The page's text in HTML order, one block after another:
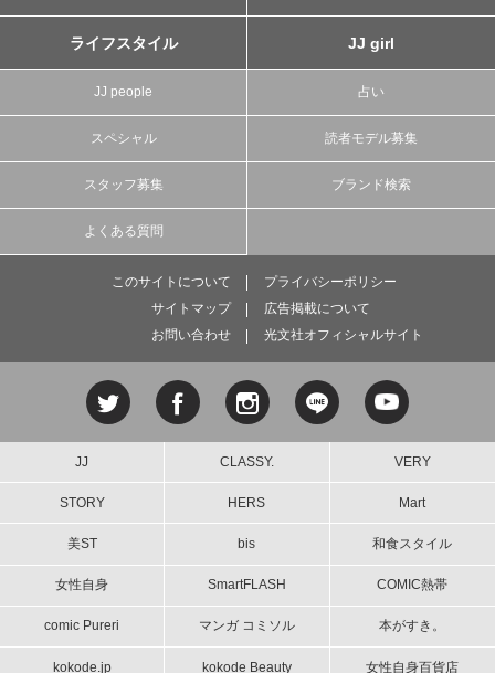
ライフスタイル JJ girl
JJ people 占い
スペシャル 読者モデル募集
スタッフ募集 ブランド検索
よくある質問
このサイトについて
プライバシーポリシー
サイトマップ
広告掲載について
お問い合わせ
光文社オフィシャルサイト
JJ CLASSY. VERY
STORY HERS Mart
美ST bis 和食スタイル
女性自身 SmartFLASH COMIC熱帯
comic Pureri マンガ コミソル 本がすき。
kokode.jp kokode Beauty 女性自身百貨店